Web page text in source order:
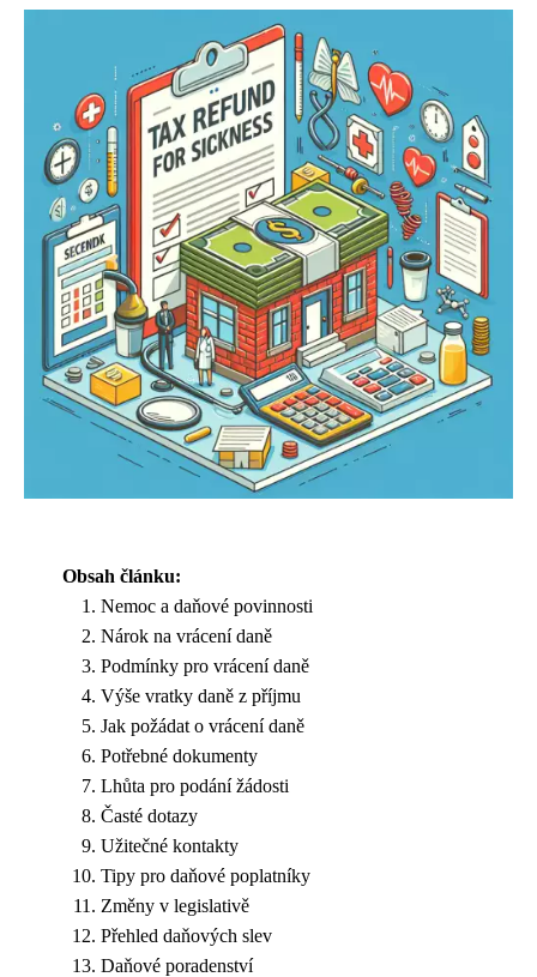
Obsah článku:
Nemoc a daňové povinnosti
Nárok na vrácení daně
Podmínky pro vrácení daně
Výše vratky daně z příjmu
Jak požádat o vrácení daně
Potřebné dokumenty
Lhůta pro podání žádosti
Časté dotazy
Užitečné kontakty
Tipy pro daňové poplatníky
Změny v legislativě
Přehled daňových slev
Daňové poradenství